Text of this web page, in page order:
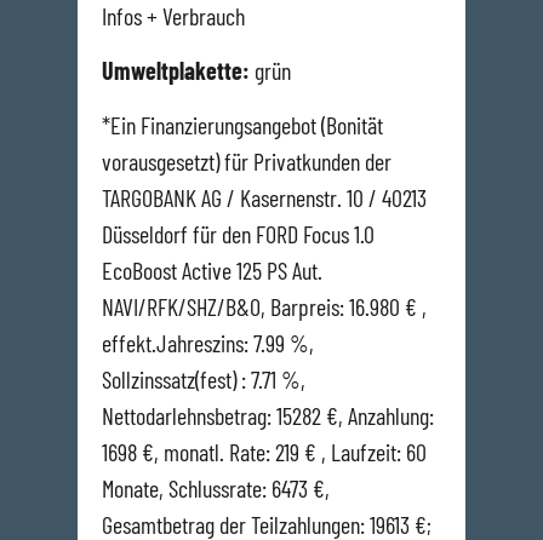
Infos + Verbrauch
Umweltplakette: grün
*Ein Finanzierungsangebot (Bonität
vorausgesetzt) für Privatkunden der
TARGOBANK AG / Kasernenstr. 10 / 40213
Düsseldorf für den FORD Focus 1.0
EcoBoost Active 125 PS Aut.
NAVI/RFK/SHZ/B&O, Barpreis: 16.980 € ,
effekt.Jahreszins: 7.99 %,
Sollzinssatz(fest) : 7.71 %,
Nettodarlehnsbetrag: 15282 €, Anzahlung:
1698 €, monatl. Rate: 219 € , Laufzeit: 60
Monate, Schlussrate: 6473 €,
Gesamtbetrag der Teilzahlungen: 19613 €;